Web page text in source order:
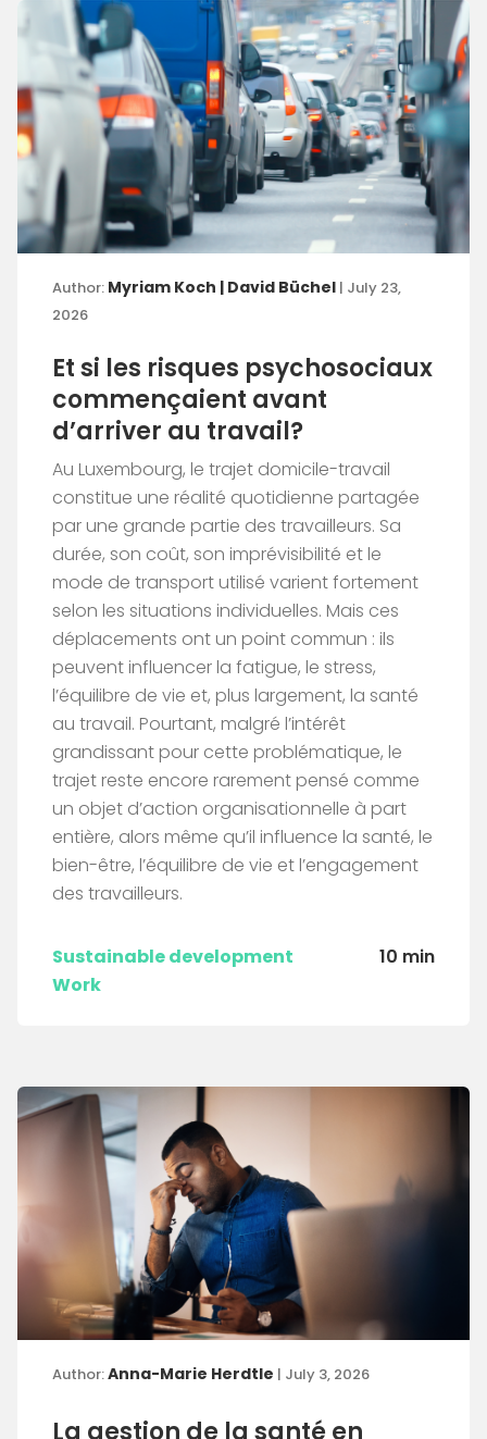
Author: Myriam Koch | David Büchel | July 23,
2026
Et si les risques psychosociaux
commençaient avant
d’arriver au travail?
Au Luxembourg, le trajet domicile-travail
constitue une réalité quotidienne partagée
par une grande partie des travailleurs. Sa
durée, son coût, son imprévisibilité et le
mode de transport utilisé varient fortement
selon les situations individuelles. Mais ces
déplacements ont un point commun : ils
peuvent influencer la fatigue, le stress,
l’équilibre de vie et, plus largement, la santé
au travail. Pourtant, malgré l’intérêt
grandissant pour cette problématique, le
trajet reste encore rarement pensé comme
un objet d’action organisationnelle à part
entière, alors même qu’il influence la santé, le
bien-être, l’équilibre de vie et l’engagement
des travailleurs.
Sustainable development
Work
10 min
Author:Anna-Marie Herdtle | July 3, 2026
La gestion de la santé en